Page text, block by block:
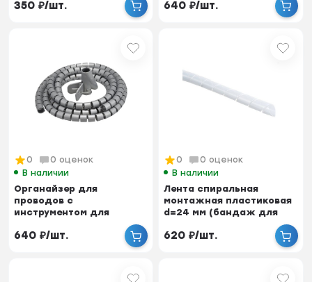
350 ₽/шт.
пластик, черный...
640 ₽/шт.
0
0 оценок
В наличии
Органайзер для
проводов с
инструментом для
пластик, серый,...
640 ₽/шт.
0
0 оценок
В наличии
Лента спиральная
монтажная пластиковая
d=24 мм (бандаж для
620 ₽/шт.